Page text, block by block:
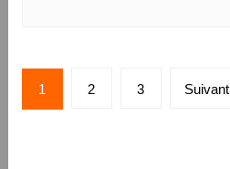
Pagination
des
1 2 3 Suivant